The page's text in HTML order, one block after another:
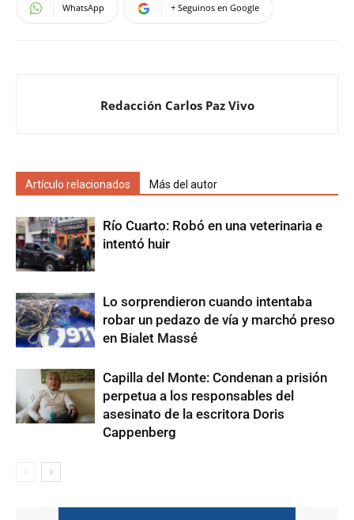
WhatsApp + Seguinos en Google
Redacción Carlos Paz Vivo
Artículo relacionados Más del autor
Río Cuarto: Robó en una veterinaria e
intentó huir
Lo sorprendieron cuando intentaba
robar un pedazo de vía y marchó preso
en Bialet Massé
Capilla del Monte: Condenan a prisión
perpetua a los responsables del
asesinato de la escritora Doris
Cappenberg